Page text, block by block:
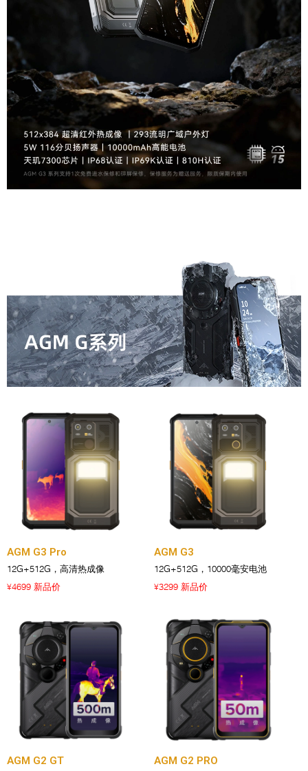
AGM G3 Pro
12G+512G，高清热成像
¥4699 新品价
AGM G3
12G+512G，10000毫安电池
¥3299 新品价
AGM G2 GT AGM G2 PRO